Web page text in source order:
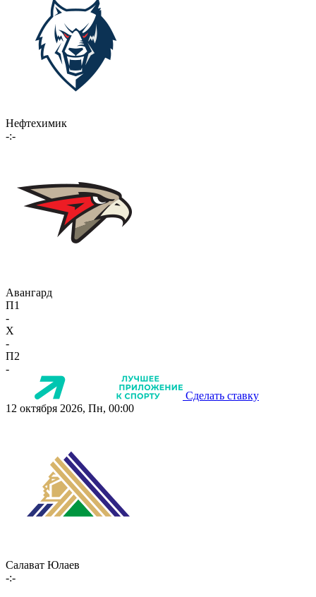
Нефтехимик
-:-
Авангард
П1
-
X
-
П2
-
Сделать ставку
12 октября 2026, Пн, 00:00
Салават Юлаев
-:-